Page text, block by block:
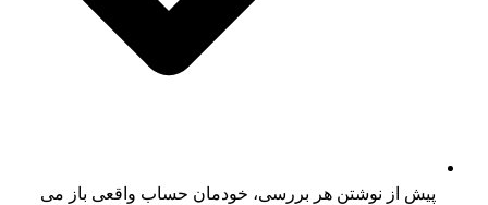
پیش از نوشتن هر بررسی، خودمان حساب واقعی باز می